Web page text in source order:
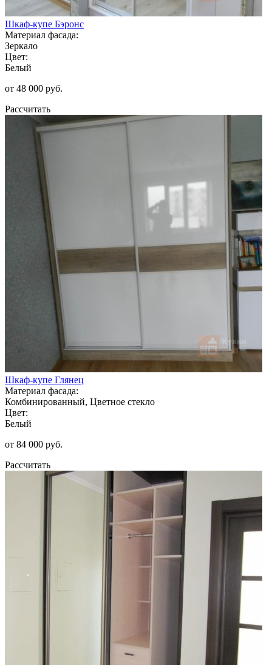
Шкаф-купе Бэронс
Материал фасада:
Зеркало
Цвет:
Белый
от 48 000 руб.
Рассчитать
Шкаф-купе Глянец
Материал фасада:
Комбинированный, Цветное стекло
Цвет:
Белый
от 84 000 руб.
Рассчитать